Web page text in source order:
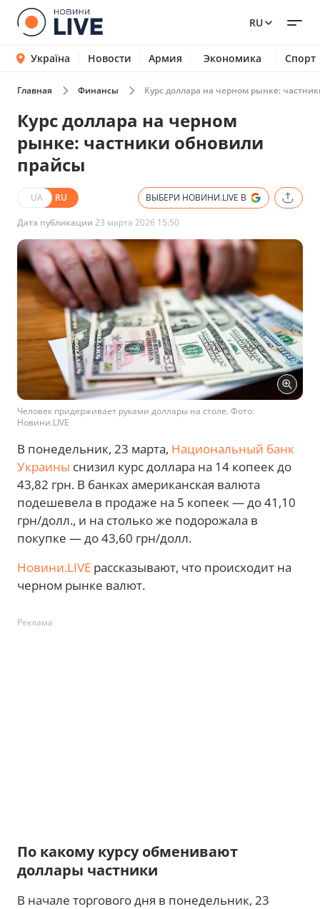
RU
Україна Новости Армия Экономика Спорт
Главная Финансы Курс доллара на черном рынке:
Курс доллара на черном
рынке: частники обновили
прайсы
UA RU ВЫБЕРИ НОВИНИ.LIVE В
Дата публикации 23 марта 2026 15:50
Человек придерживает руками доллары на столе. Фото:
Новини.LIVE
В понедельник, 23 марта, Национальный банк
Украины снизил курс доллара на 14 копеек до
43,82 грн. В банках американская валюта
подешевела в продаже на 5 копеек — до 41,10
грн/долл., и на столько же подорожала в
покупке — до 43,60 грн/долл.
Новини.LIVE рассказывают, что происходит на
черном рынке валют.
Реклама
По какому курсу обменивают
доллары частники
В начале торгового дня в понедельник, 23